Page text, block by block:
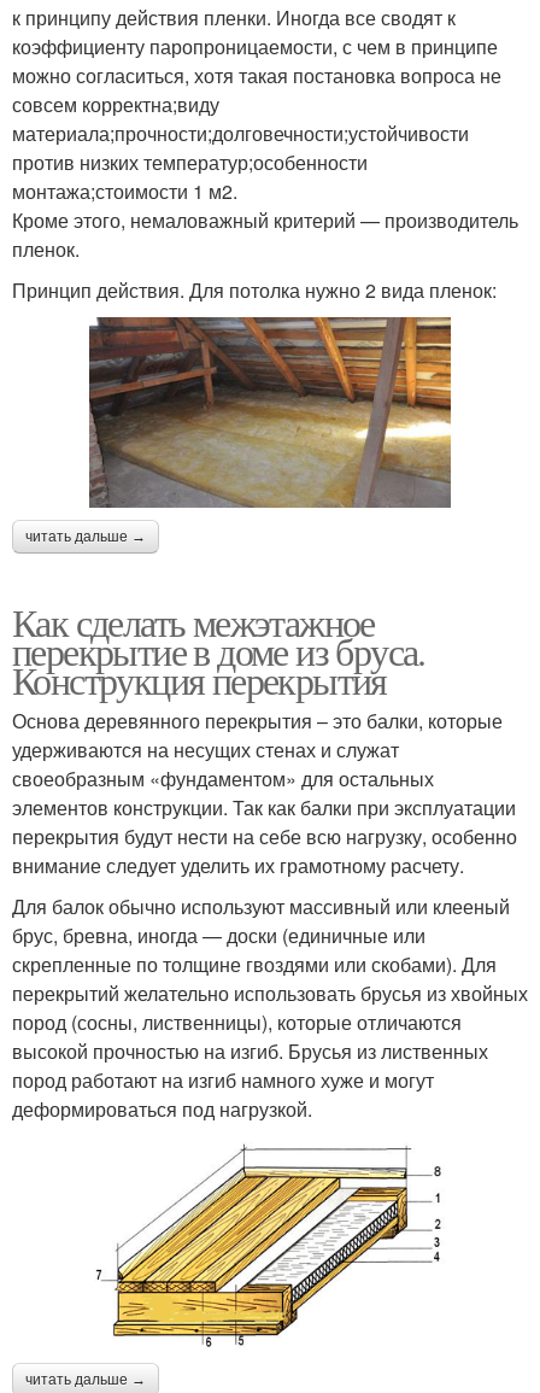
к принципу действия пленки. Иногда все сводят к
коэффициенту паропроницаемости, с чем в принципе
можно согласиться, хотя такая постановка вопроса не
совсем корректна;виду
материала;прочности;долговечности;устойчивости
против низких температур;особенности
монтажа;стоимости 1 м2.
Кроме этого, немаловажный критерий — производитель
пленок.
Принцип действия. Для потолка нужно 2 вида пленок:
читать дальше →
Как сделать межэтажное
перекрытие в доме из бруса.
Конструкция перекрытия
Основа деревянного перекрытия – это балки, которые
удерживаются на несущих стенах и служат
своеобразным «фундаментом» для остальных
элементов конструкции. Так как балки при эксплуатации
перекрытия будут нести на себе всю нагрузку, особенно
внимание следует уделить их грамотному расчету.
Для балок обычно используют массивный или клееный
брус, бревна, иногда — доски (единичные или
скрепленные по толщине гвоздями или скобами). Для
перекрытий желательно использовать брусья из хвойных
пород (сосны, лиственницы), которые отличаются
высокой прочностью на изгиб. Брусья из лиственных
пород работают на изгиб намного хуже и могут
деформироваться под нагрузкой.
читать дальше →